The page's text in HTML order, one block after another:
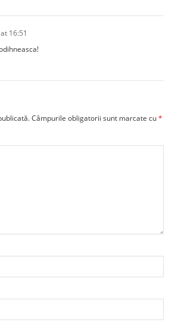
16:51
Câmpurile obligatorii sunt marcate cu*